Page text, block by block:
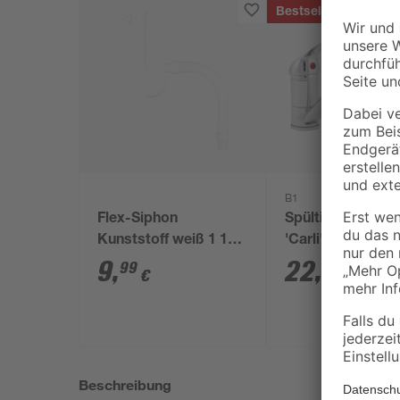
Flex-Siphon
Kunststoff weiß 1 1/2'
x 40/50 mm
9,99 €
Bestseller
B1
Spültischarmatur
'Carli'
22, €
Beschreibung